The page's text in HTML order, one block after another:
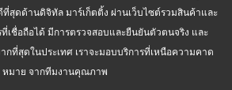
สุดด้านดิจิทัล มาร์เก็ตติ้ง ผ่านเว็บไซต์รวมสินค้าและ
เชื่อถือได้ มีการตรวจสอบและยืนยันตัวตนจริง และ
ที่สุดในประเทศ เราจะมอบบริการที่เหนือความคาด
หมาย จากทีมงานคุณภาพ